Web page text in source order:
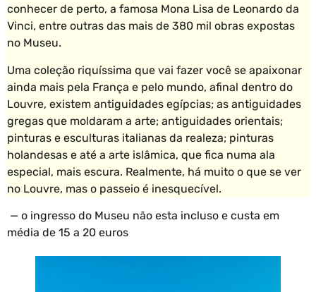
conhecer de perto, a famosa Mona Lisa de Leonardo da
Vinci, entre outras das mais de 380 mil obras expostas
no Museu.
Uma coleção riquíssima que vai fazer você se apaixonar
ainda mais pela França e pelo mundo, afinal dentro do
Louvre, existem antiguidades egípcias; as antiguidades
gregas que moldaram a arte; antiguidades orientais;
pinturas e esculturas italianas da realeza; pinturas
holandesas e até a arte islâmica, que fica numa ala
especial, mais escura. Realmente, há muito o que se ver
no Louvre, mas o passeio é inesquecível.
— o ingresso do Museu não esta incluso e custa em
média de 15 a 20 euros